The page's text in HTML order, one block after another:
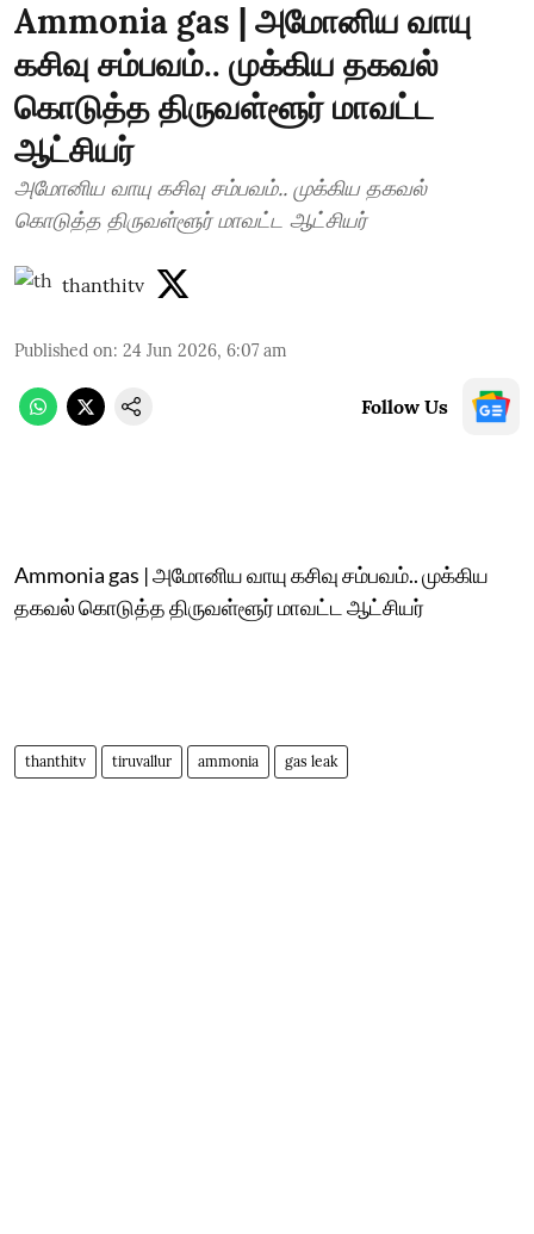
Ammonia gas | அமோனிய வாயு
கசிவு சம்பவம்.. முக்கிய தகவல்
கொடுத்த திருவள்ளூர் மாவட்ட
ஆட்சியர்
அமோனிய வாயு கசிவு சம்பவம்.. முக்கிய தகவல்
கொடுத்த திருவள்ளூர் மாவட்ட ஆட்சியர்
thanthitv
Published on: 24 Jun 2026, 6:07 am
Follow Us
Ammonia gas | அமோனிய வாயு கசிவு சம்பவம்.. முக்கிய
தகவல் கொடுத்த திருவள்ளூர் மாவட்ட ஆட்சியர்
thanthitv tiruvallur ammonia gas leak